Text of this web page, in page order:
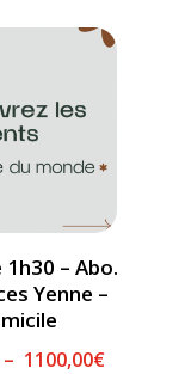
prix :
690,00€
– Abo.
Yenne –
– 1100,00€Plage